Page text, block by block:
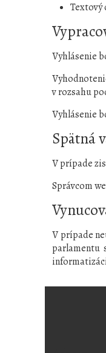
Textový
Vyhlásenie
v rozsahu
Vyhlásenie
Spätná
V prípade
Správcom
V prípade
parlamentu